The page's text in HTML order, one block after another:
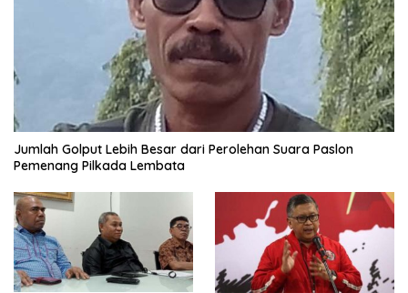
Jumlah Golput Lebih Besar dari Perolehan Suara Paslon
Pemenang Pilkada Lembata